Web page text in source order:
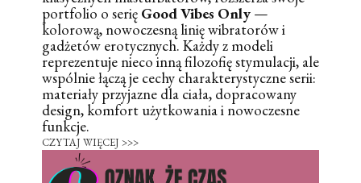
portfolio o serię Good Vibes Only —
kolorową, nowoczesną linię wibratorów i
gadżetów erotycznych. Każdy z modeli
reprezentuje nieco inną filozofię stymulacji, ale
wspólnie łączą je cechy charakterystyczne serii:
materiały przyjazne dla ciała, dopracowany
design, komfort użytkowania i nowoczesne
funkcje.
CZYTAJ WIĘCEJ >>>